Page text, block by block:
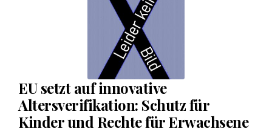
EU setzt auf innovative
Altersverifikation: Schutz für
Kinder und Rechte für Erwachsene